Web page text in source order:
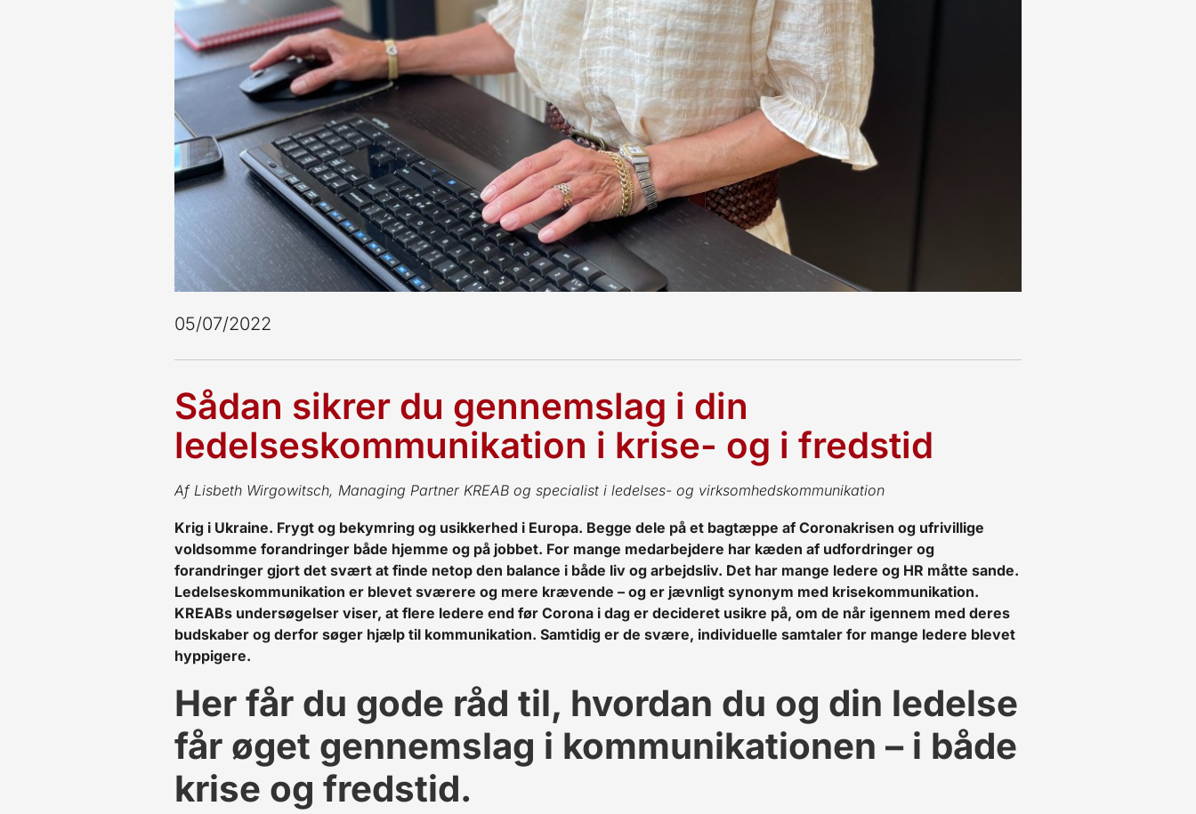
05/07/2022
Sådan sikrer du gennemslag i din
ledelseskommunikation i krise- og i fredstid
Af Lisbeth Wirgowitsch, Managing Partner KREAB og specialist i ledelses- og virksomhedskommunikation
Krig i Ukraine. Frygt og bekymring og usikkerhed i Europa. Begge dele på et bagtæppe af Coronakrisen og ufrivillige
voldsomme forandringer både hjemme og på jobbet. For mange medarbejdere har kæden af udfordringer og
forandringer gjort det svært at finde netop den balance i både liv og arbejdsliv. Det har mange ledere og HR måtte sande.
Ledelseskommunikation er blevet sværere og mere krævende – og er jævnligt synonym med krisekommunikation.
KREABs undersøgelser viser, at flere ledere end før Corona i dag er decideret usikre på, om de når igennem med deres
budskaber og derfor søger hjælp til kommunikation. Samtidig er de svære, individuelle samtaler for mange ledere blevet
hyppigere.
Her får du gode råd til, hvordan du og din ledelse
får øget gennemslag i kommunikationen – i både
krise og fredstid.